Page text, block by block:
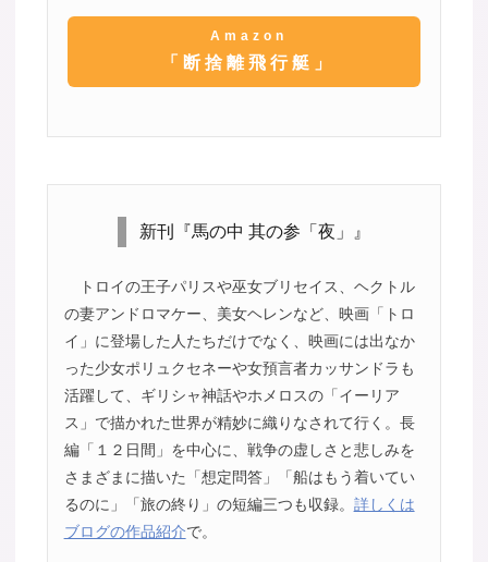
Amazon
「断捨離飛行艇」
新刊『馬の中 其の参「夜」』
トロイの王子パリスや巫女ブリセイス、ヘクトル
の妻アンドロマケー、美女ヘレンなど、映画「トロ
イ」に登場した人たちだけでなく、映画には出なか
った少女ポリュクセネーや女預言者カッサンドラも
活躍して、ギリシャ神話やホメロスの「イーリア
ス」で描かれた世界が精妙に織りなされて行く。長
編「１２日間」を中心に、戦争の虚しさと悲しみを
さまざまに描いた「想定問答」「船はもう着いてい
るのに」「旅の終り」の短編三つも収録。 詳しくは
ブログの作品紹介で。